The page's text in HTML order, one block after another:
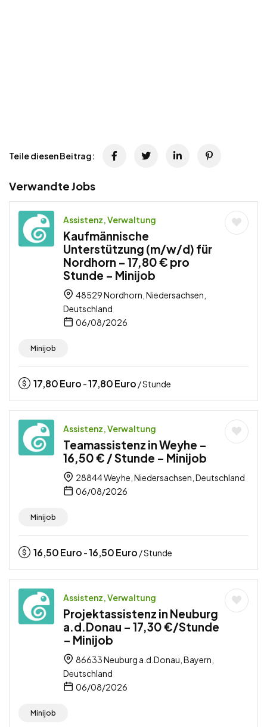
Teile diesen Beitrag:
Verwandte Jobs
Assistenz, Verwaltung
Kaufmännische
Unterstützung (m/w/d) für
Nordhorn – 17,80 € pro
Stunde – Minijob
48529 Nordhorn, Niedersachsen,
Deutschland
06/08/2026
Minijob
17,80Euro -17,80Euro / Stunde
Assistenz, Verwaltung
Teamassistenz in Weyhe –
16,50 € / Stunde – Minijob
28844 Weyhe, Niedersachsen, Deutschland
06/08/2026
Minijob
16,50Euro -16,50Euro / Stunde
Assistenz, Verwaltung
Projektassistenz in Neuburg
a.d.Donau – 17,30 €/Stunde
– Minijob
86633 Neuburg a.d.Donau, Bayern,
Deutschland
06/08/2026
Minijob